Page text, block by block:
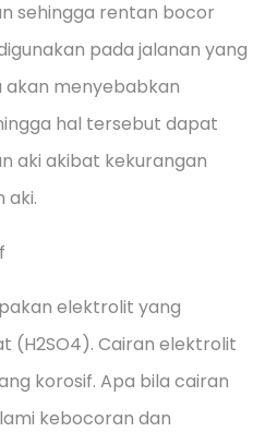
sehingga rentan bocor
pada jalanan yang
menyebabkan
hal tersebut dapat
aki akibat kekurangan
aki.
elektrolit yang
(H2SO4). Cairan elektrolit
korosif. Apa bila cairan
kebocoran dan